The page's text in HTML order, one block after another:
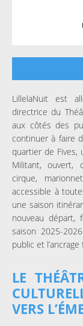
LillelaNuit est
directrice du
aux côtés des
continuer à faire
quartier de Fives,
Militant, ouvert,
cirque,
accessible à
une saison
nouveau
saison 2025-
public et
LE
VERS